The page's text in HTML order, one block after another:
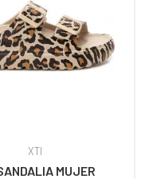
XTI
MUJER